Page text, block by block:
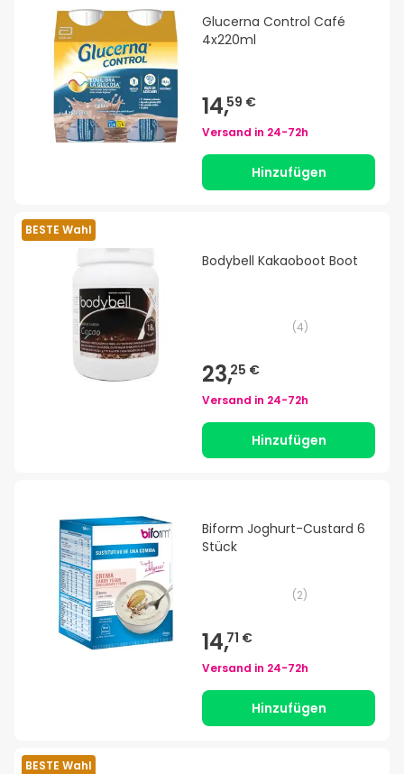
Glucerna Control Café
4x220ml
14,59 €
Versand in 24-72h
Hinzufügen
BESTE Wahl
Bodybell Kakaoboot Boot
(4)
23,25 €
Versand in 24-72h
Hinzufügen
Biform Joghurt-Custard 6
Stück
(2)
14,71 €
Versand in 24-72h
Hinzufügen
BESTE Wahl